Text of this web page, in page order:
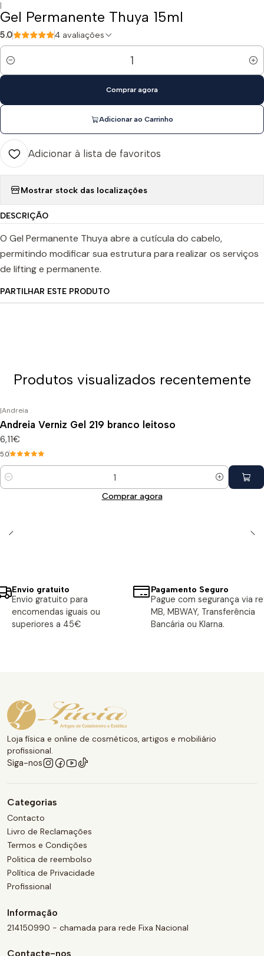
|
Gel Permanente Thuya 15ml
5.0 4 avaliações
Quantidade
Adicionar ao Carrinho
Comprar agora
Adicionar à lista de favoritos
Mostrar stock das localizações
DESCRIÇÃO
O Gel Permanente Thuya abre a cutícula do cabelo,
permitindo modificar sua estrutura para realizar os serviços
de lifting e permanente.
PARTILHAR ESTE PRODUTO
Produtos visualizados recentemente
|Andreia
Andreia Verniz Gel 219 branco leitoso
6,11€
5.0
Quantidade
Comprar agora
Envio gratuito
Envio gratuito para
encomendas iguais ou
superiores a 45€
Pagamento Seguro
Pague com segurança via
MB, MBWAY, Transferência
Bancária ou Klarna.
Loja física e online de cosméticos, artigos e mobiliário
profissional.
Siga-nos
Categorias
Contacto
Livro de Reclamações
Termos e Condições
Politica de reembolso
Política de Privacidade
Profissional
Informação
214150990 - chamada para rede Fixa Nacional
Contacte-nos